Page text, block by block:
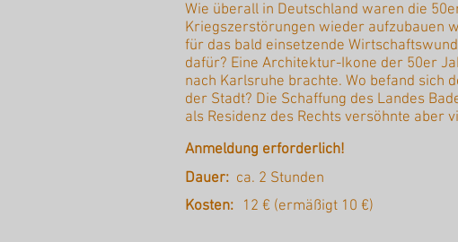
Wie überall in Deutschland waren die
Kriegszerstörungen wieder aufzubauen
für das bald einsetzende
dafür? Eine Architektur-Ikone der 50er
nach Karlsruhe brachte. Wo befand sich
der Stadt? Die Schaffung des Landes
als Residenz des Rechts versöhnte aber
Anmeldung erforderlich!
ca. 2 Stunden
Dauer:
Kosten: 12 € (ermäßigt 10 €)